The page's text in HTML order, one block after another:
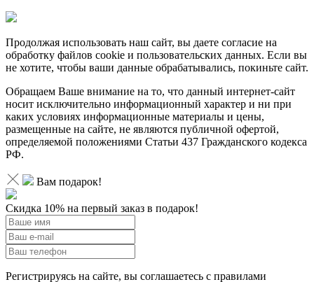
Продолжая использовать наш сайт, вы даете согласие на
обработку файлов cookie и пользовательских данных. Если вы
не хотите, чтобы ваши данные обрабатывались, покиньте сайт.
Обращаем Ваше внимание на то, что данный интернет-сайт
носит исключительно информационный характер и ни при
каких условиях информационные материалы и цены,
размещенные на сайте, не являются публичной офертой,
определяемой положениями Статьи 437 Гражданского кодекса
РФ.
Вам подарок!
Скидка 10% на первый заказ в подарок!
Регистрируясь на сайте, вы соглашаетесь с правилами